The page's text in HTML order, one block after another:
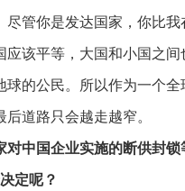
尽管你是发达国家，你比
应该平等，大国和小国之
球的公民。所以作为一个
道路只会越走越窄。
对中国企业实施的断供封
定呢？